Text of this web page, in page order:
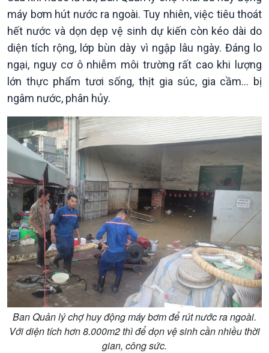
Xã hội
Tin Đời sống & Xã hội
360 độ Sức khỏe
Chuyển đổi Xanh
Tài nguyên và Môi trường
Chuyên gia của bạn
Xã hội chuyển động
Bước chân đến trường
Khoa học & Công nghệ
Tin Khoa học & Công nghệ
Kết nối công nghệ
Sống chung với biến đổi
khí hậu
máy bơm hút nước ra ngoài. Tuy nhiên, việc tiêu thoát
hết nước và dọn dẹp vệ sinh dự kiến còn kéo dài do
diện tích rộng, lớp bùn dày vì ngập lâu ngày. Đáng lo
ngại, nguy cơ ô nhiễm môi trường rất cao khi lượng
lớn thực phẩm tươi sống, thịt gia súc, gia cầm… bị
ngâm nước, phân hủy.
Ban Quản lý chợ huy động máy bơm để rút nước ra ngoài.
Với diện tích hơn 8.000m2 thì để dọn vệ sinh cần nhiều thời
gian, công sức.